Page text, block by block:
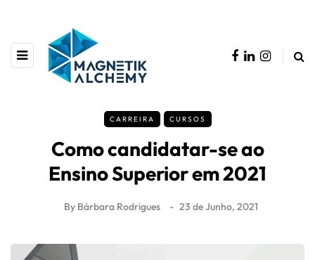
CARREIRA CURSOS
Como candidatar-se ao
Ensino Superior em 2021
By Bárbara Rodrigues 23 de Junho, 2021